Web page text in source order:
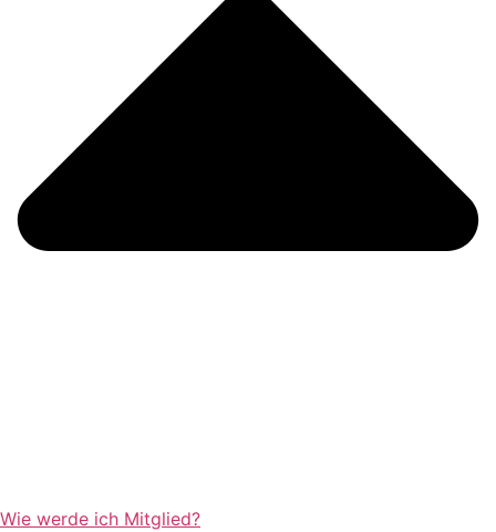
Wie werde ich Mitglied?